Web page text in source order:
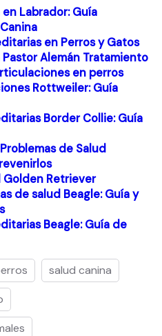
Labrador: Guía
en Perros y Gatos
Alemán Tratamiento
en perros
Rottweiler: Guía
Border Collie: Guía
de Salud
Golden Retriever
de salud Beagle: Guía y
Beagle: Guía de
salud canina